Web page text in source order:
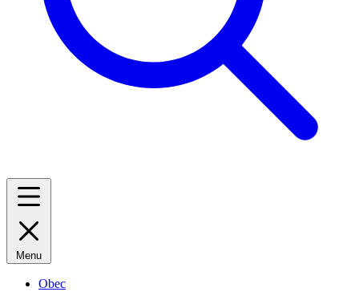
Menu
Obec